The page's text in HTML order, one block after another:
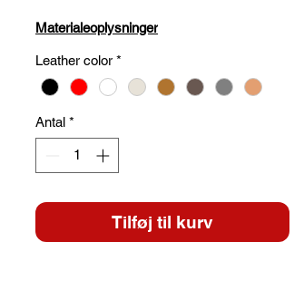
Materialeoplysninger
Leather color *
Antal *
Tilføj til kurv